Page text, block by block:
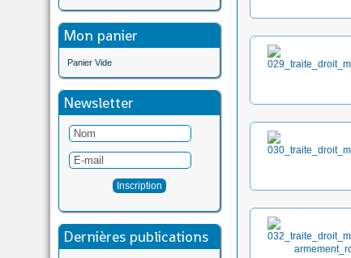
Mon panier
Panier Vide
Newsletter
Dernières publications